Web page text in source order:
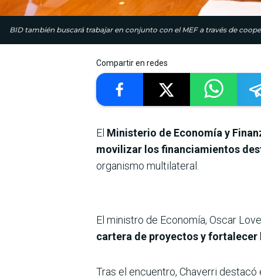
BID también buscará trabajar en conjunto con el MEF a través de
Compartir en redes
El Ministerio de Economía y
movilizar los financiamientos
organismo multilateral.
El ministro de Economía, Oscar
cartera de proyectos y fortalecer
Tras el encuentro, Chaverri destacó